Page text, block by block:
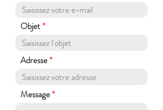
Objet
Adresse
Message